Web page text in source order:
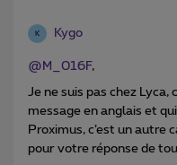
K Kygo
@M_016F,
Je ne suis pas chez Lyca,
message en anglais et
Proximus, c’est un autre
pour votre réponse de